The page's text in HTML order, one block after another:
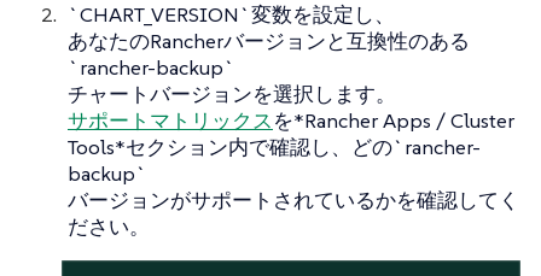
`CHART_VERSION`変数を設定し、
あなたのRancherバージョンと互換性のある
`rancher-backup`
チャートバージョンを選択します。
サポートマトリックスを*Rancher Apps / Cluster
Tools*セクション内で確認し、どの`rancher-
backup`
バージョンがサポートされているかを確認してく
ださい。